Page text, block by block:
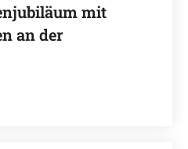
mit
an der